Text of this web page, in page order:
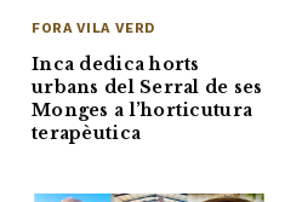
FORA VILA VERD
Inca dedica horts
urbans del Serral de ses
Monges a l’horticutura
terapèutica